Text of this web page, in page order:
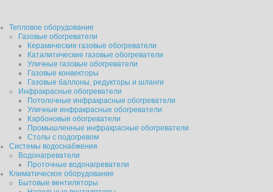
Тепловое оборудование
Газовые обогреватели
Керамические газовые обогреватели
Каталитические газовые обогреватели
Уличные газовые обогреватели
Газовые конвекторы
Газовые баллоны, редукторы и шланги
Инфракрасные обогреватели
Потолочные инфракрасные обогреватели
Уличные инфракрасные обогреватели
Карбоновые обогреватели
Промышленные инфракрасные обогреватели
Столы с подогревом
Системы водоснабжения
Водонагреватели
Проточные водонагреватели
Климатическое оборудование
Бытовые вентиляторы